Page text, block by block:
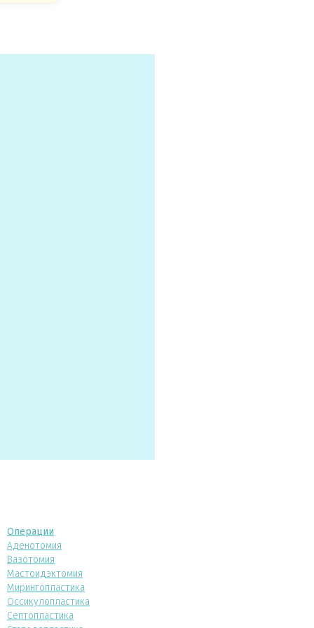
Операции
Аденотомия
Вазотомия
Мастоидэктомия
Мирингопластика
Оссикулопластика
Септопластика